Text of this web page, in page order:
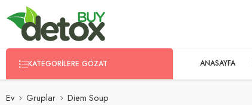
KATEGORILERE GÖZAT ANASAYFA
Ev Gruplar Diem Soup